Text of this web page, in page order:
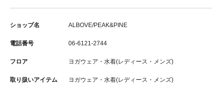
ショップ名 ALBOVE/PEAK&PINE
電話番号 06-6121-2744
フロア ヨガウェア・水着(レディース・メンズ)
取り扱いアイテム ヨガウェア・水着(レディース・メンズ)